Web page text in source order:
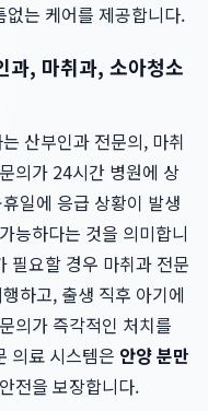
는 케어를 제공합니다.
과, 마취과, 소아청소
산부인과 전문의, 마취
의가 24시간 병원에 상
일에 응급 상황이 발생
능하다는 것을 의미합니
필요할 경우 마취과 전문
하고, 출생 직후 아기에
의가 즉각적인 처치를
의료 시스템은 안양 분만
전을 보장합니다.